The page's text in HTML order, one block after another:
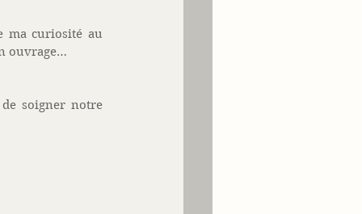
ma curiosité au
ouvrage…
soigner notre